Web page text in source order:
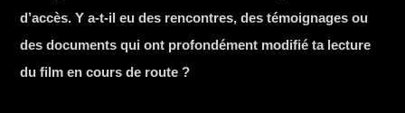
d’accès. Y a-t-il eu des rencontres, des témoignages ou
des documents qui ont profondément modifié ta lecture
du film en cours de route ?